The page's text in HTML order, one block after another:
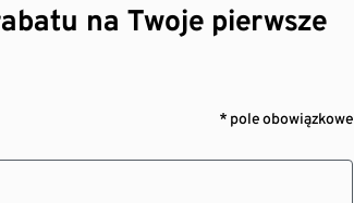
na Twoje pierwsze
* pole obowiązkowe